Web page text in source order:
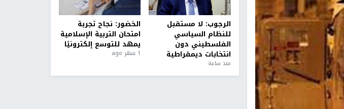
الرجوب: لا مستقبل
للنظام السياسي
الفلسطيني دون
انتخابات ديمقراطية
منذ ساعة
الخضور: نجاح تجربة
امتحان التربية الإسلامية
يمهد للتوسع إلكترونيًا
1 شهر ago